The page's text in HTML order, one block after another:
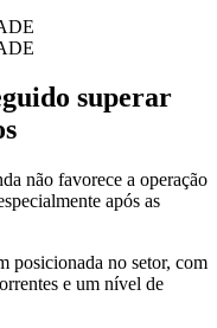
superar
não favorece a operação
após as
posicionada no setor, com
e um nível de